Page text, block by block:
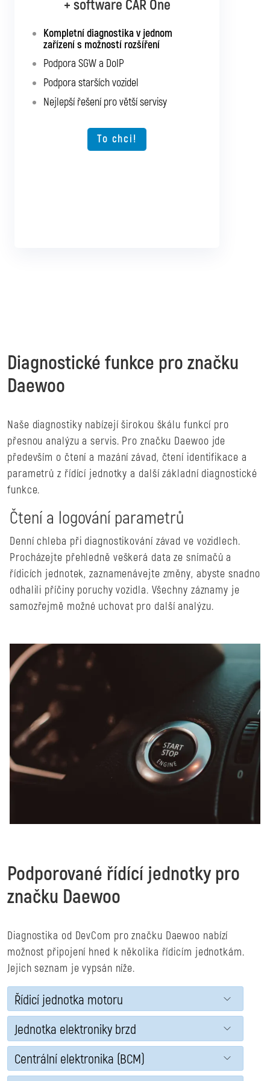
+ software CAR One
Kompletní diagnostika v jednom
zařízení s možností rozšíření
Podpora SGW a DoIP
Podpora starších vozidel
Nejlepší řešení pro větší servisy
To chci!
+ software CAR Multibrand
Kompletní diagnostika pro všechna
osobní a užitková vozidla
Podpora SGW a DoIP
Podpora starších vozidel
Možnost rozšíření o další typy vozidel
Diagnostické funkce pro značku
Daewoo
Naše diagnostiky nabízejí širokou škálu funkcí pro
přesnou analýzu a servis. Pro značku Daewoo jde
především o čtení a mazání závad, čtení identifikace a
parametrů z řídící jednotky a další základní diagnostické
funkce.
Čtení a logování parametrů
Denní chleba při diagnostikování závad ve vozidlech.
Procházejte přehledně veškerá data ze snímačů a
řídicích jednotek, zaznamenávejte změny, abyste snadno
odhalili příčiny poruchy vozidla. Všechny záznamy je
samozřejmě možné uchovat pro další analýzu.
Podporované řídící jednotky pro
značku Daewoo
Diagnostika od DevCom pro značku Daewoo nabízí
možnost připojení hned k několika řídicím jednotkám.
Jejich seznam je vypsán níže.
Řídicí jednotka motoru
Jednotka elektroniky brzd
Centrální elektronika (BCM)